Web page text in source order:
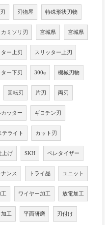
刃物屋 特殊形状刃物
カミソリ刃 宮城県 宮城県
ー上刃 スリッター上刃
ー下刃 300φ 機械刃物
回転刃 片刃 両刃
ッター ギロチン刃
テライト カット刃
上げ SKH ペレタイザー
ナンス トライ品 ユニット
ワイヤー加工 放電加工
工 平面研磨 刃付け